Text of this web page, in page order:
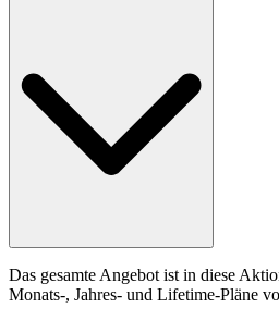
Das gesamte Angebot ist in diese
Monats-, Jahres- und Lifetime-Pläne